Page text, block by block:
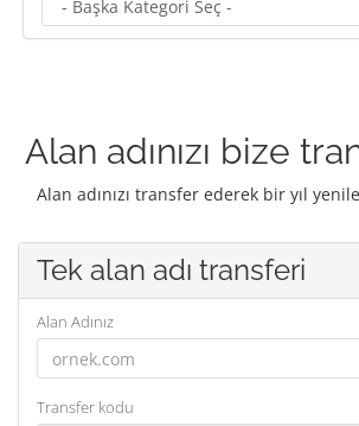
Alan adınızı bize
Alan adınızı transfer ederek bir yıl
Tek alan adı transferi
Alan Adınız
Transfer kodu